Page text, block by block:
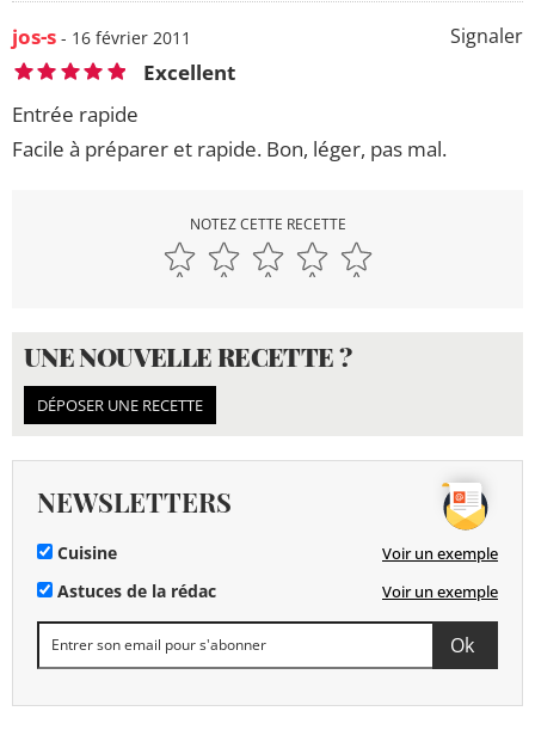
Signaler
jos-s - 16 février 2011
Excellent
Entrée rapide
Facile à préparer et rapide. Bon, léger, pas mal.
NOTEZ CETTE RECETTE
UNE NOUVELLE RECETTE ?
DÉPOSER UNE RECETTE
NEWSLETTERS
Cuisine Voir un exemple
Astuces de la rédac Voir un exemple